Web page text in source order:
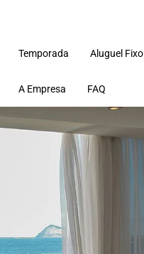
Temporada Aluguel Fixo
A Empresa FAQ